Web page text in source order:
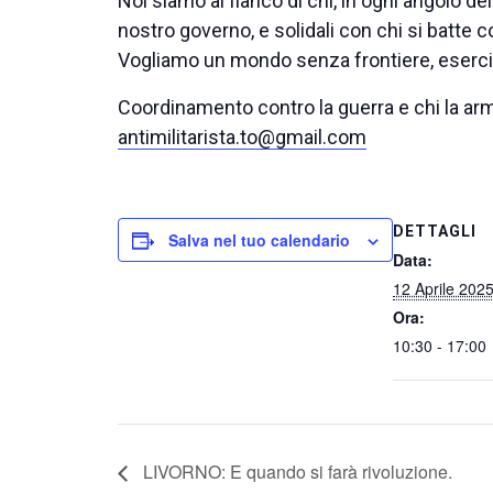
nostro governo, e solidali con chi si batte
Vogliamo un mondo senza frontiere,
Coordinamento contro la guerra e chi la
antimilitarista.to@gmail.com
Salva nel tuo calendario DETTAGLI
Data:
12 Aprile 2025
Ora:
10:30 - 17:00
LIVORNO: E quando si farà rivoluzione.